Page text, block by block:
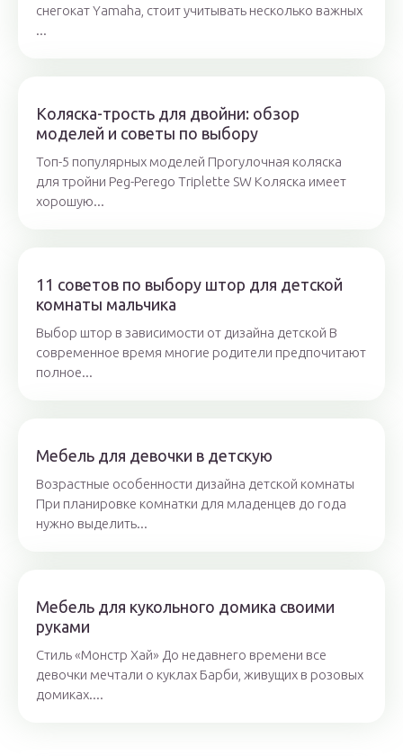
снегокат Yamaha, стоит учитывать несколько важных
...
Коляска-трость для двойни: обзор
моделей и советы по выбору
Топ-5 популярных моделей Прогулочная коляска
для тройни Peg-Perego Triplette SW Коляска имеет
хорошую...
11 советов по выбору штор для детской
комнаты мальчика
Выбор штор в зависимости от дизайна детской В
современное время многие родители предпочитают
полное...
Мебель для девочки в детскую
Возрастные особенности дизайна детской комнаты
При планировке комнатки для младенцев до года
нужно выделить...
Мебель для кукольного домика своими
руками
Стиль «Монстр Хай» До недавнего времени все
девочки мечтали о куклах Барби, живущих в розовых
домиках....